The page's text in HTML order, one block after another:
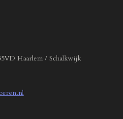
Haarlem / Schalkwijk